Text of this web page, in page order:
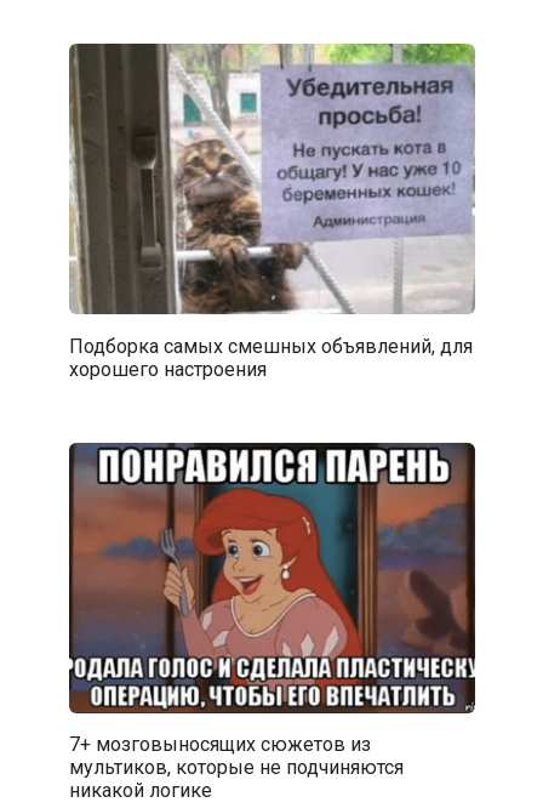
Подборка самых смешных объявлений, для
хорошего настроения
7+ мозговыносящих сюжетов из
мультиков, которые не подчиняются
никакой логике